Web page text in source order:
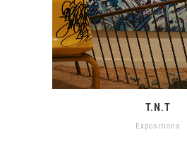
T.N.T
Expositions